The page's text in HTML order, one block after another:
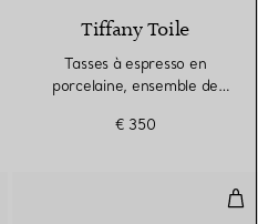
Tiffany Toile
Tasses à espresso en
porcelaine, ensemble de
€ 350
à café en porcelaine,